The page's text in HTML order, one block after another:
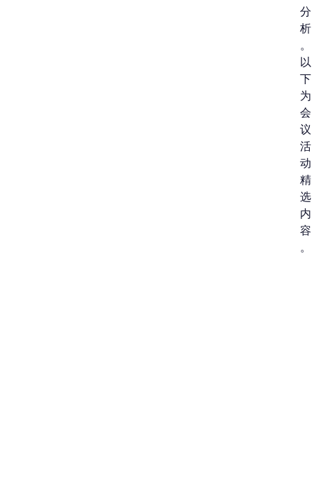
分
析
。
以
下
为
会
议
活
动
精
选
内
容
。